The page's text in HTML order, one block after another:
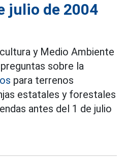
julio de 2004
y Medio Ambiente
sobre la
para terrenos
estatales y forestales
antes del 1 de julio